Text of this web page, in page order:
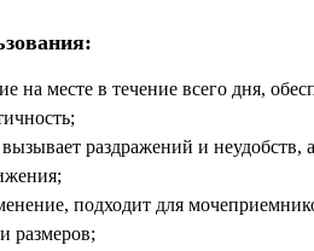
на месте в течение всего дня,
раздражений и неудобств,
подходит для
размеров;